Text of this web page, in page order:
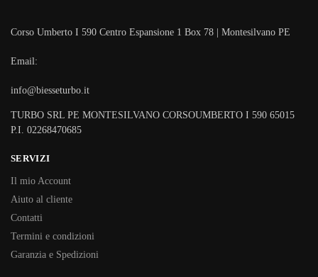
Corso Umberto I 590 Centro Espansione 1 Box 78 | Montesilvano PE
Email:
info@biesseturbo.it
TURBO SRL PE MONTESILVANO CORSOUMBERTO I 590 65015
P.I. 02268470685
SERVIZI
Il mio Account
Aiuto al cliente
Contatti
Termini e condizioni
Garanzia e Spedizioni